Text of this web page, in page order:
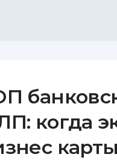
когда